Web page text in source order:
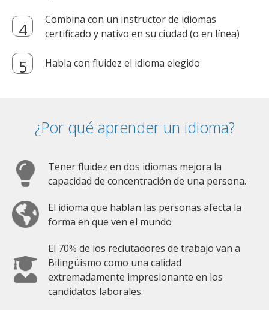
Combina con un instructor de idiomas
certificado y nativo en su ciudad (o en línea)
Habla con fluidez el idioma elegido
¿Por qué aprender un idioma?
Tener fluidez en dos idiomas mejora la
capacidad de concentración de una persona.
El idioma que hablan las personas afecta la
forma en que ven el mundo
El 70% de los reclutadores de trabajo van a
Bilingüismo como una calidad
extremadamente impresionante en los
candidatos laborales.